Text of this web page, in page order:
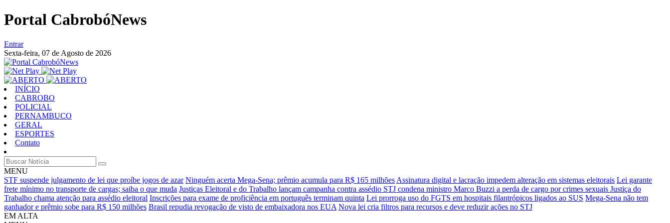
Portal CabrobóNews
Entrar
Sexta-feira, 07 de Agosto de 2026
INÍCIO
CABROBO
POLICIAL
PERNAMBUCO
GERAL
ESPORTES
Contato
MENU
STF suspende julgamento de lei que proíbe jogos de azar Ninguém acerta Mega-Sena; prêmio acumula para R$ 165 milhões Assinatura digital e lacração impedem alteração em sistemas eleitorais Lei garante
frete mínimo no transporte de cargas; saiba o que muda Justiças Eleitoral e do Trabalho lançam campanha contra assédio STJ condena ministro Marco Buzzi a perda de cargo por crimes sexuais Justiça do
Trabalho chama atenção para assédio eleitoral Inscrições para exame de proficiência em português terminam quinta Lei prorroga uso do FGTS em hospitais filantrópicos ligados ao SUS Mega-Sena não tem
ganhador e prêmio sobe para R$ 150 milhões Brasil repudia revogação de visto de embaixadora nos EUA Nova lei cria filtros para recursos e deve reduzir ações no STJ
EM ALTA